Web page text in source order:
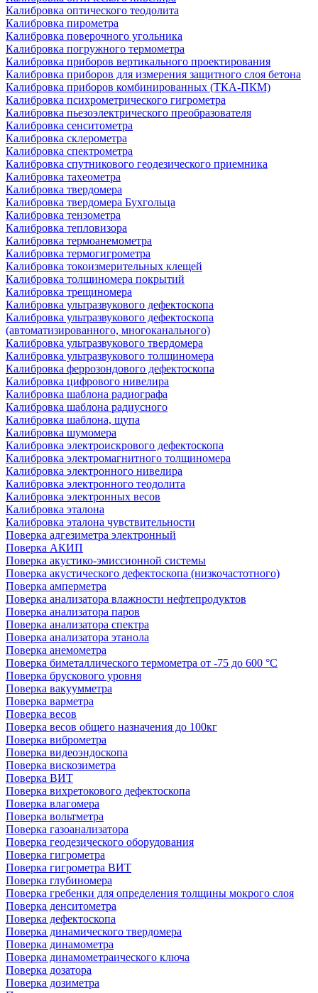
Калибровка оптического теодолита
Калибровка пирометра
Калибровка поверочного угольника
Калибровка погружного термометра
Калибровка приборов вертикального проектирования
Калибровка приборов для измерения защитного слоя бетона
Калибровка приборов комбинированных (ТКА-ПКМ)
Калибровка психрометрического гигрометра
Калибровка пьезоэлектрического преобразователя
Калибровка сенситометра
Калибровка склерометра
Калибровка спектрометра
Калибровка спутникового геодезического приемника
Калибровка тахеометра
Калибровка твердомера
Калибровка твердомера Бухгольца
Калибровка тензометра
Калибровка тепловизора
Калибровка термоанемометра
Калибровка термогигрометра
Калибровка токоизмерительных клещей
Калибровка толщиномера покрытий
Калибровка трещиномера
Калибровка ультразвукового дефектоскопа
Калибровка ультразвукового дефектоскопа
(автоматизированного, многоканального)
Калибровка ультразвукового твердомера
Калибровка ультразвукового толщиномера
Калибровка феррозондового дефектоскопа
Калибровка цифрового нивелира
Калибровка шаблона радиографа
Калибровка шаблона радиусного
Калибровка шаблона, щупа
Калибровка шумомера
Калибровка электроискрового дефектоскопа
Калибровка электромагнитного толщиномера
Калибровка электронного нивелира
Калибровка электронного теодолита
Калибровка электронных весов
Калибровка эталона
Калибровка эталона чувствительности
Поверка адгезиметра электронный
Поверка АКИП
Поверка акустико-эмиссионной системы
Поверка акустического дефектоскопа (низкочастотного)
Поверка амперметра
Поверка анализатора влажности нефтепродуктов
Поверка анализатора паров
Поверка анализатора спектра
Поверка анализатора этанола
Поверка анемометра
Поверка биметаллического термометра от -75 до 600 °С
Поверка брускового уровня
Поверка вакуумметра
Поверка варметра
Поверка весов
Поверка весов общего назначения до 100кг
Поверка виброметра
Поверка видеоэндоскопа
Поверка вискозиметра
Поверка ВИТ
Поверка вихретокового дефектоскопа
Поверка влагомера
Поверка вольтметра
Поверка газоанализатора
Поверка геодезического оборудования
Поверка гигрометра
Поверка гигрометра ВИТ
Поверка глубиномера
Поверка гребенки для определения толщины мокрого слоя
Поверка денситометра
Поверка дефектоскопа
Поверка динамического твердомера
Поверка динамометра
Поверка динамометраического ключа
Поверка дозатора
Поверка дозиметра